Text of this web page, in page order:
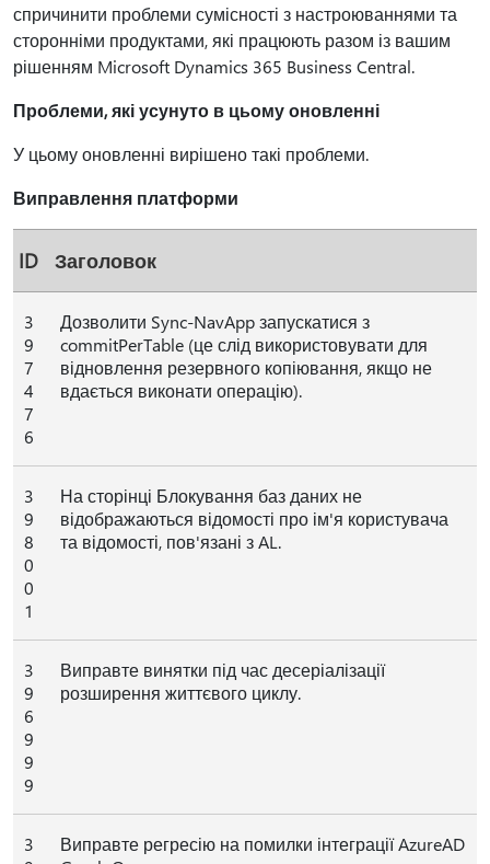
спричинити проблеми сумісності з настроюваннями та
сторонніми продуктами, які працюють разом із вашим
рішенням Microsoft Dynamics 365 Business Central.
Проблеми, які усунуто в цьому оновленні
У цьому оновленні вирішено такі проблеми.
Виправлення платформи
ID Заголовок
3
9
7
4
7
6
Дозволити Sync-NavApp запускатися з
commitPerTable (це слід використовувати для
відновлення резервного копіювання, якщо не
вдається виконати операцію).
3
9
8
0
0
1
На сторінці Блокування баз даних не
відображаються відомості про ім'я користувача
та відомості, пов'язані з AL.
3
9
6
9
9
9
Виправте винятки під час десеріалізації
розширення життєвого циклу.
3
Виправте регресію на помилки інтеграції AzureAD